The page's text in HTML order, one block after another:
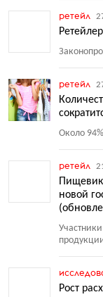
ретейл
ретейл
Около
ретейл
новой
Рост